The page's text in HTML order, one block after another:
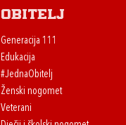
Obitelj
Generacija 111
Edukacija
#JednaObitelj
Ženski nogomet
Veterani